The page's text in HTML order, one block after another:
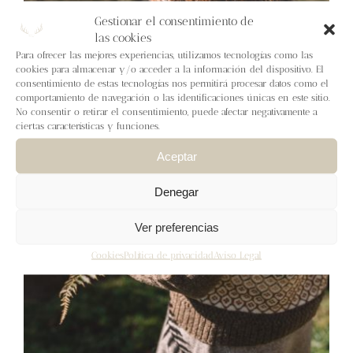
Gestionar el consentimiento de
las cookies
Para ofrecer las mejores experiencias, utilizamos tecnologías como las
cookies para almacenar y/o acceder a la información del dispositivo. El
consentimiento de estas tecnologías nos permitirá procesar datos como el
comportamiento de navegación o las identificaciones únicas en este sitio.
No consentir o retirar el consentimiento, puede afectar negativamente a
ciertas características y funciones.
Aceptar
Denegar
Ver preferencias
CookiesPolítica de privacidad Aviso Legal
Blog
Contacto
Newsletter
Mi cuenta